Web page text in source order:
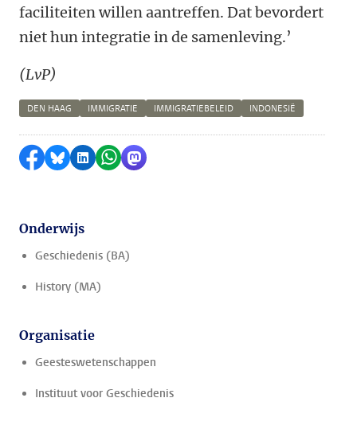
faciliteiten willen aantreffen. Dat bevordert
niet hun integratie in de samenleving.’
(LvP)
DEN HAAG IMMIGRATIE IMMIGRATIEBELEID INDONESIË
Delen op Facebook
Delen via Bluesky
Delen op LinkedIn
Delen via WhatsApp
Delen via Mastodon
Onderwijs
Geschiedenis (BA)
History (MA)
Organisatie
Geesteswetenschappen
Instituut voor Geschiedenis